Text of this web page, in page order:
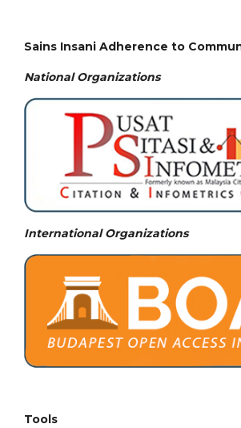
Sains Insani Adherence to
National Organizations
International Organizations
Tools